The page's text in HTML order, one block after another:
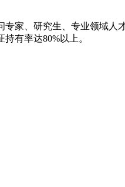
家、研究生、专业领域
有率达80%以上。